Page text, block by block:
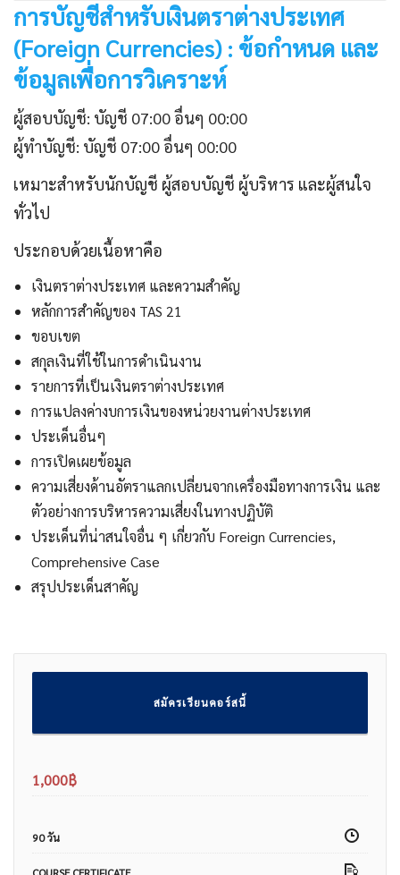
การบัญชีสำหรับเงินตราต่างประเทศ
(Foreign Currencies) : ข้อกำหนด และ
ข้อมูลเพื่อการวิเคราะห์
ผู้สอบบัญชี: บัญชี 07:00 อื่นๆ 00:00
ผู้ทำบัญชี: บัญชี 07:00 อื่นๆ 00:00
เหมาะสำหรับนักบัญชี ผู้สอบบัญชี ผู้บริหาร และผู้สนใจ
ทั่วไป
ประกอบด้วยเนื้อหาคือ
เงินตราต่างประเทศ และความสำคัญ
หลักการสำคัญของ TAS 21
ขอบเขต
สกุลเงินที่ใช้ในการดำเนินงาน
รายการที่เป็นเงินตราต่างประเทศ
การแปลงค่างบการเงินของหน่วยงานต่างประเทศ
ประเด็นอื่นๆ
การเปิดเผยข้อมูล
ความเสี่ยงด้านอัตราแลกเปลี่ยนจากเครื่องมือทางการเงิน และ
ตัวอย่างการบริหารความเสี่ยงในทางปฏิบัติ
ประเด็นที่น่าสนใจอื่น ๆ เกี่ยวกับ Foreign Currencies,
Comprehensive Case
สรุปประเด็นสาคัญ
สมัครเรียนคอร์สนี้
1,000฿
90 วัน